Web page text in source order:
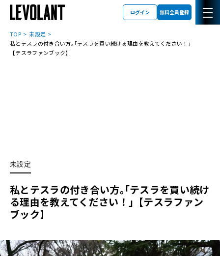
ログイン 無料会員登録
TOP
未設定
私とテスラの付き合い方｡｢テスラを買い続ける理由を教えてください！｣
【テスラファンブック】
未設定
私とテスラの付き合い方｡｢テスラを買い続け
る理由を教えてください！｣【テスラファン
ブック】